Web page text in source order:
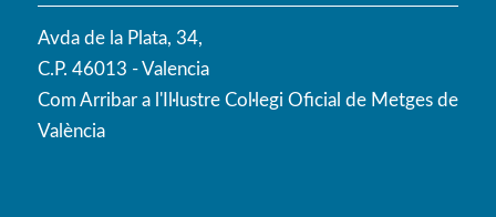
Avda de la Plata, 34,
C.P. 46013 - Valencia
Com Arribar a l'Il·lustre Col·legi Oficial de Metges de
València